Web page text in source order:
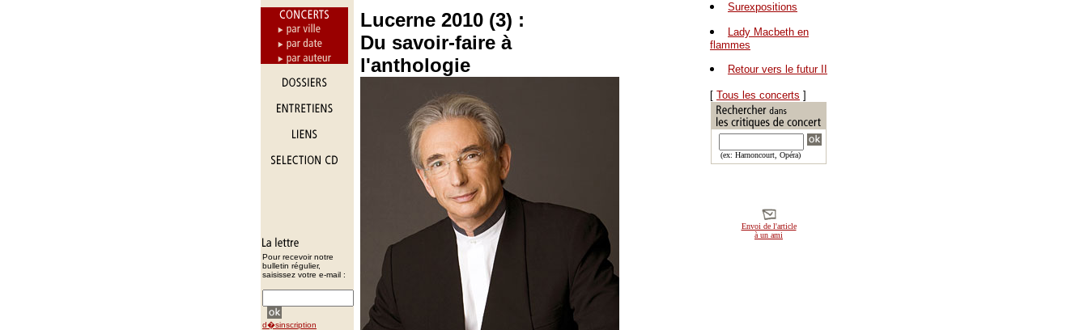
Pour recevoir notre
bulletin régulier,
saisissez votre e-mail :
d�sinscription
Lucerne 2010 (3) :
Du savoir-faire à
l'anthologie
Surexpositions
Lady Macbeth en
flammes
Retour vers le futur II
[ Tous les concerts ]
(ex: Harnoncourt, Opéra)
Envoi de l'article
à un ami